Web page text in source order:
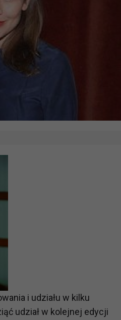
i udziału w kilku
udział w kolejnej edycji